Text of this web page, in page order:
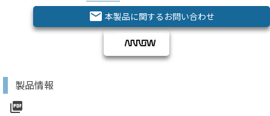
email 本製品に関するお問い合わせ
製品情報
picture_as_pdf